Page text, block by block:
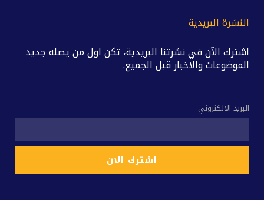
النشرة البريدية
اشترك الآن في نشرتنا البريدية، تكن اول من يصله جديد
الموضوعات والاخبار قبل الجميع.
البريد الالكتروني